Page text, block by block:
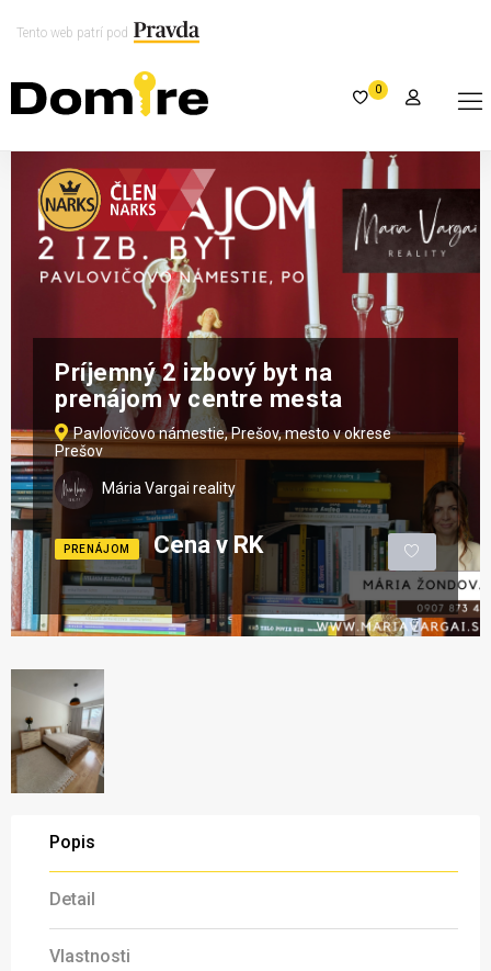
Tento web patrí pod
0
Príjemný 2 izbový byt na
prenájom v centre mesta
Pavlovičovo námestie, Prešov, mesto v okrese
Prešov
Mária Vargai reality
PRENÁJOM Cena v RK
Popis
Detail
Vlastnosti